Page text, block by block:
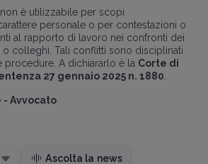
non è utilizzabile per scopi
personale o per contestazioni o
al rapporto di lavoro nei confronti dei
colleghi. Tali conflitti sono disciplinati
procedure. A dichiararlo è la Corte di
27 gennaio 2025 n. 1880
- Avvocato
Ascolta la news